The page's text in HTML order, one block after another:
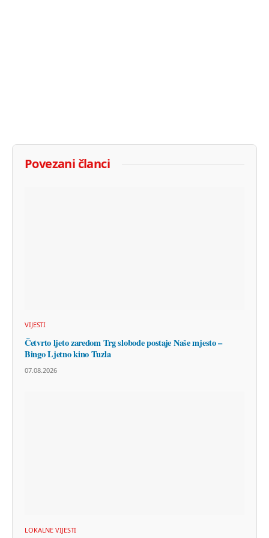
Povezani članci
VIJESTI
Četvrto ljeto zaredom Trg slobode postaje Naše mjesto –
Bingo Ljetno kino Tuzla
07.08.2026
LOKALNE VIJESTI